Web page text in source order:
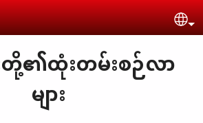
တို့၏ထုံးတမ်းစဉ်လာ
များ